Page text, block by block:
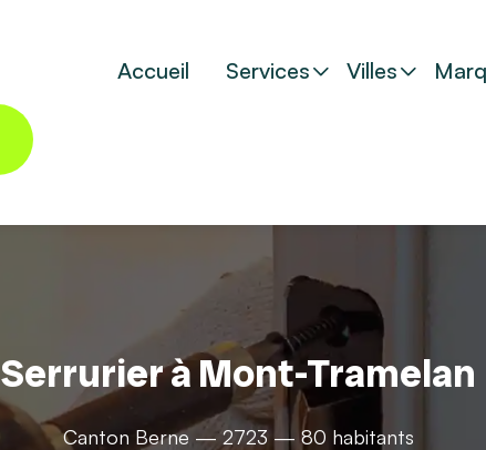
Accueil Services Villes
Serrurier à Mont-Tramelan
Canton Berne — 2723 — 80 habitants